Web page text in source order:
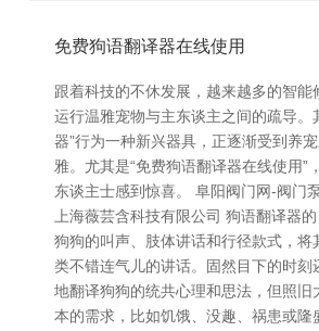
免费狗语翻译器在线使用
跟着科技的不休发展，越来越多的智能
运行温雅宠物与主东谈主之间的疏导。
器”行为一种新兴器具，正逐渐受到养
雅。尤其是“免费狗语翻译器在线使用”
东谈主士感到惊喜。 阜阳阀门网-阀门
上海薇芸含科技有限公司 狗语翻译器
狗狗的叫声、肢体讲话和行径款式，将
类不错连气儿的讲话。固然目下的时刻
地翻译狗狗的统共心理和思法，但照旧
本的需求，比如饥饿、没趣、祸患或隆